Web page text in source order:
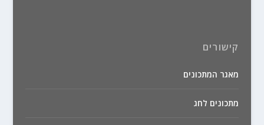
קישורים
מאגר המתכונים
מתכונים לחג